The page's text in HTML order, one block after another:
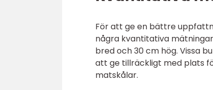
För att ge en bättre
några kvantitativa
bred och 30 cm hög. Vissa
att ge tillräckligt med plats
matskålar.